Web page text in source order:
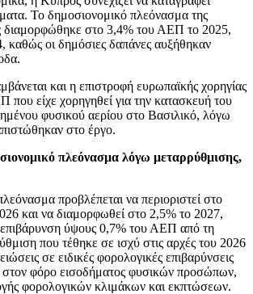
Το δημοσιονομικό πλεόνασμα της
διαμορφώθηκε στο 3,4% του ΑΕΠ το 2025,
καθώς οι δημόσιες δαπάνες αυξήθηκαν
και η επιστροφή ευρωπαϊκής χορηγίας
είχε χορηγηθεί για την κατασκευή του
φυσικού αερίου στο Βασιλικό, λόγω
στο έργο.
πλεόνασμα λόγω μεταρρύθμισης,
προβλέπεται να περιοριστεί στο
και να διαμορφωθεί στο 2,5% το 2027,
επιβάρυνση ύψους 0,7% του ΑΕΠ από τη
που τέθηκε σε ισχύ στις αρχές του 2026
σε ειδικές φορολογικές επιβαρύνσεις
στον φόρο εισοδήματος φυσικών προσώπων,
φορολογικών κλιμάκων και εκπτώσεων.